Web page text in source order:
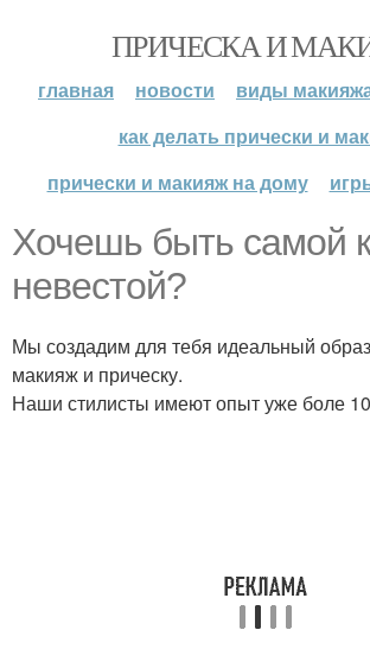
ПРИЧЕСКА И
главная новости
виды
как делать прически и
прически и макияж на дому
Хочешь быть самой
невестой?
Мы создадим для тебя идеальный
макияж и прическу.
Наши стилисты имеют опыт уже боле